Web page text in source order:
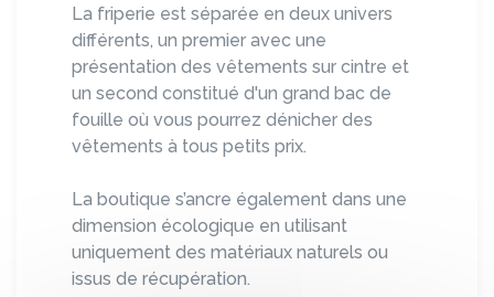
La friperie est séparée en deux univers
différents, un premier avec une
présentation des vêtements sur cintre et
un second constitué d'un grand bac de
fouille où vous pourrez dénicher des
vêtements à tous petits prix.
La boutique s’ancre également dans une
dimension écologique en utilisant
uniquement des matériaux naturels ou
issus de récupération.